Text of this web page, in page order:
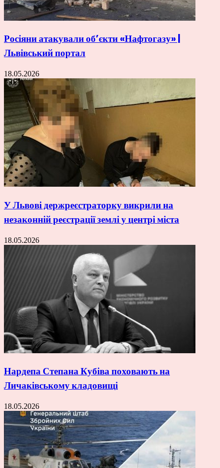
Росіяни атакували об’єкти «Нафтогазу» |
Львівський портал
18.05.2026
У Львові держреєстраторку викрили на
незаконній реєстрації землі у центрі міста
18.05.2026
Нардепа Степана Кубіва поховають на
Личаківському кладовищі
18.05.2026